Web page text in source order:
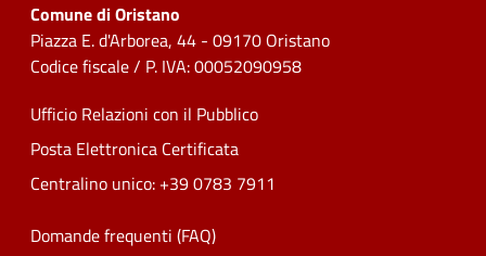
Comune di Oristano
Piazza E. d'Arborea, 44 - 09170 Oristano
Codice fiscale / P. IVA: 00052090958
Ufficio Relazioni con il Pubblico
Posta Elettronica Certificata
Centralino unico: +39 0783 7911
Domande frequenti (FAQ)